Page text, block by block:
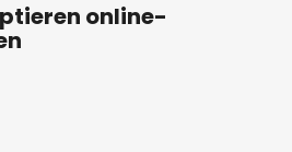
online-